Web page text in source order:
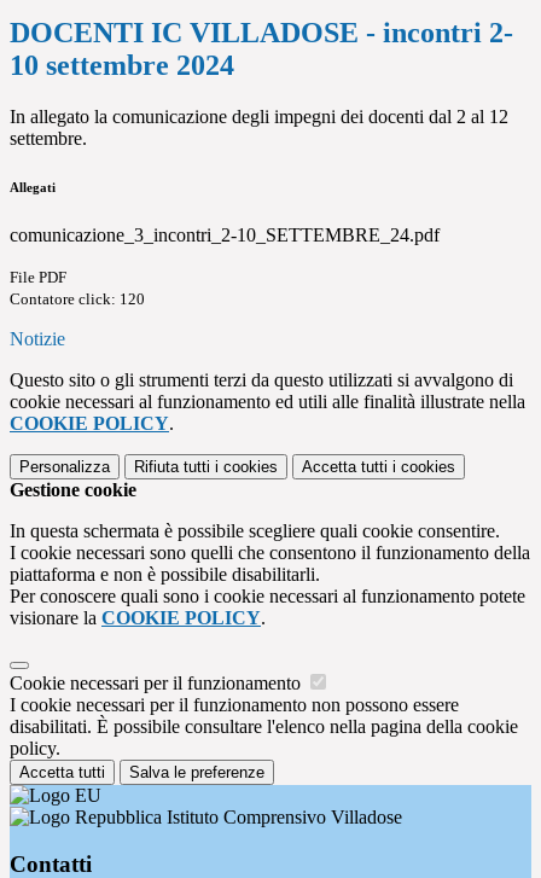
DOCENTI IC VILLADOSE - incontri 2-
10 settembre 2024
In allegato la comunicazione degli impegni dei docenti dal 2 al 12
settembre.
Allegati
comunicazione_3_incontri_2-10_SETTEMBRE_24.pdf
File PDF
Contatore click: 120
Notizie
Questo sito o gli strumenti terzi da questo utilizzati si avvalgono di
cookie necessari al funzionamento ed utili alle finalità illustrate nella
COOKIE POLICY.
Personalizza Rifiuta tutti i cookies Accetta tutti i cookies
Gestione cookie
In questa schermata è possibile scegliere quali cookie consentire.
I cookie necessari sono quelli che consentono il funzionamento della
piattaforma e non è possibile disabilitarli.
Per conoscere quali sono i cookie necessari al funzionamento potete
visionare la COOKIE POLICY.
Cookie necessari per il funzionamento
I cookie necessari per il funzionamento non possono essere
disabilitati. È possibile consultare l'elenco nella pagina della cookie
policy.
Accetta tutti Salva le preferenze
Istituto Comprensivo Villadose
Contatti